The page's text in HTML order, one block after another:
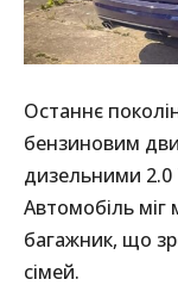
Останнє
бензиновим
дизельними 2.0
Автомобіль міг
багажник, що
сімей.